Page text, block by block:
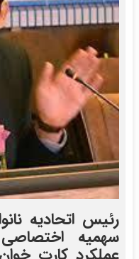
رئیس اتحادیه
سهمیه